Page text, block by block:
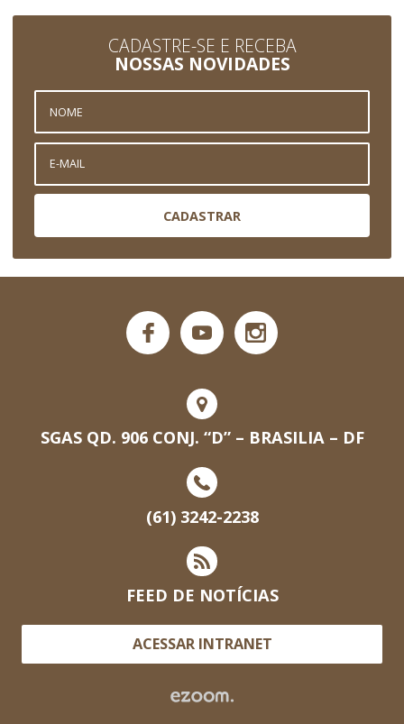
CADASTRE-SE E RECEBA
NOSSAS NOVIDADES
CADASTRAR
SGAS QD. 906 CONJ. “D” – BRASILIA – DF
(61) 3242-2238
FEED DE NOTÍCIAS
ACESSAR INTRANET